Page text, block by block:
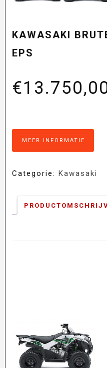
KAWASAKI
EPS
€
MEER INFORMATIE
Categorie: Kawasaki